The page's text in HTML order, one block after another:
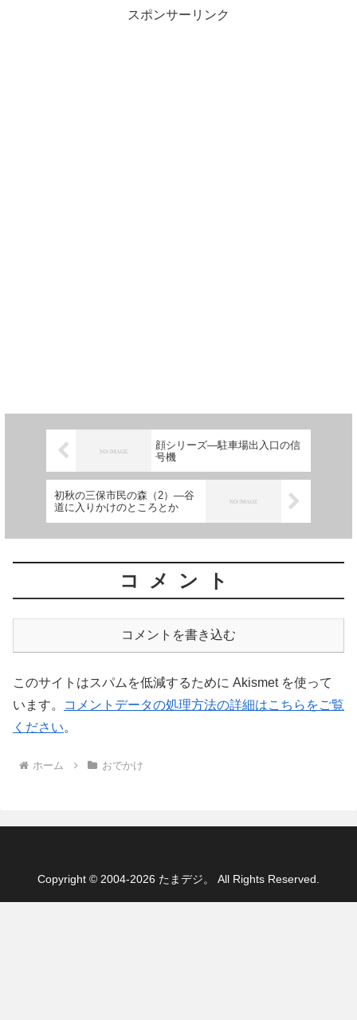
スポンサーリンク
顔シリーズ―駐車場出入口の信
号機
初秋の三保市民の森（2）―谷
道に入りかけのところとか
コメント
コメントを書き込む
このサイトはスパムを低減するために Akismet を使って
います。
コメントデータの処理方法の詳細はこちらをご覧
ください。
ホーム おでかけ
Copyright © 2004-2026 たまデジ。 All Rights Reserved.